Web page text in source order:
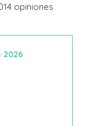
opiniones
2026